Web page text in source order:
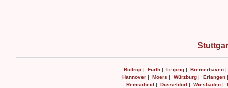
Bottrop| Fürth| Leipzig| Bremerhaven
Hannover | Moers | Würzburg | Erlangen
Remscheid| Düsseldorf| Wiesbaden|